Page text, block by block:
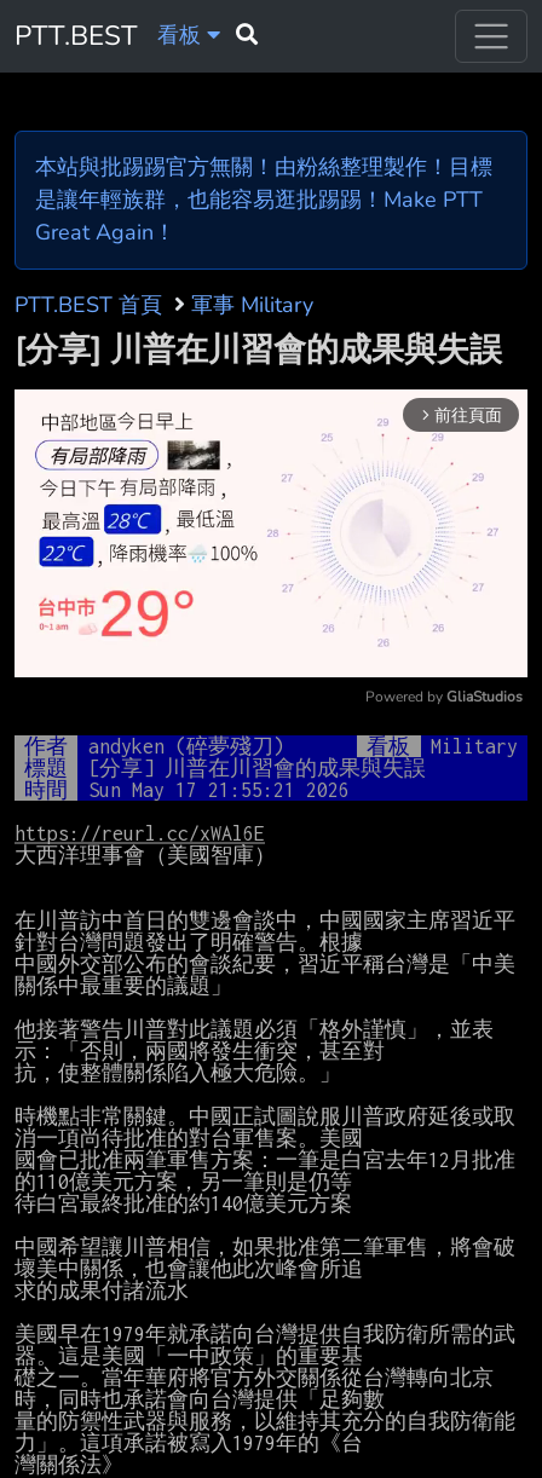
PTT.BEST 看板
本站與批踢踢官方無關！由粉絲整理製作！目標
是讓年輕族群，也能容易逛批踢踢！Make PTT
Great Again！
PTT.BEST 首頁 軍事 Military
[分享] 川普在川習會的成果與失誤
arrow_forward_ios 前往頁面
Mute
Powered by GliaStudios
作者 andyken (碎夢殘刀) 看板
Military
標題
[分享] 川普在川習會的成果與失誤
時間
Sun May 17 21:55:21 2026
https://reurl.cc/xWAl6E
大西洋理事會（美國智庫）
在川普訪中首日的雙邊會談中，中國國家主席習近平
針對台灣問題發出了明確警告。根據
中國外交部公布的會談紀要，習近平稱台灣是「中美
關係中最重要的議題」
他接著警告川普對此議題必須「格外謹慎」，並表
示：「否則，兩國將發生衝突，甚至對
抗，使整體關係陷入極大危險。」
時機點非常關鍵。中國正試圖說服川普政府延後或取
消一項尚待批准的對台軍售案。美國
國會已批准兩筆軍售方案：一筆是白宮去年12月批准
的110億美元方案，另一筆則是仍等
待白宮最終批准的約140億美元方案
中國希望讓川普相信，如果批准第二筆軍售，將會破
壞美中關係，也會讓他此次峰會所追
求的成果付諸流水
美國早在1979年就承諾向台灣提供自我防衛所需的武
器。這是美國「一中政策」的重要基
礎之一。當年華府將官方外交關係從台灣轉向北京
時，同時也承諾會向台灣提供「足夠數
量的防禦性武器與服務，以維持其充分的自我防衛能
力」。這項承諾被寫入1979年的《台
灣關係法》